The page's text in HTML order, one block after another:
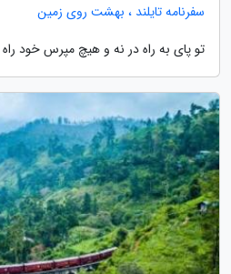
سفرنامه تایلند ، بهشت روی زمین
تو پای به راه در نه و هیچ مپرس خود